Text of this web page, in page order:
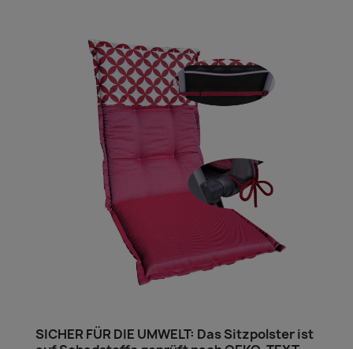
SICHER FÜR DIE UMWELT: Das Sitzpolster ist